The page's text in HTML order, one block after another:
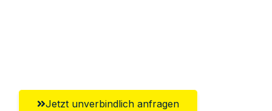
Jetzt unverbindlich anfragen